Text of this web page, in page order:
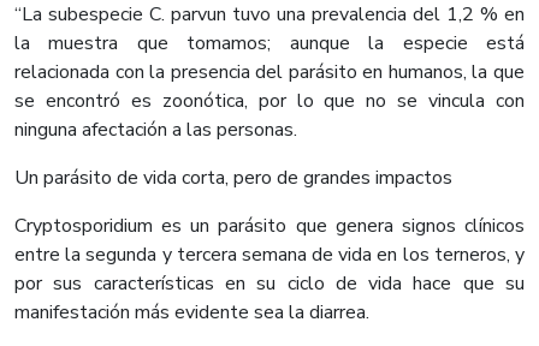
“La subespecie C. parvun tuvo una prevalencia del 1,2 % en
la muestra que tomamos; aunque la especie está
relacionada con la presencia del parásito en humanos, la que
se encontró es zoonótica, por lo que no se vincula con
ninguna afectación a las personas.
Un parásito de vida corta, pero de grandes impactos
Cryptosporidium es un parásito que genera signos clínicos
entre la segunda y tercera semana de vida en los terneros, y
por sus características en su ciclo de vida hace que su
manifestación más evidente sea la diarrea.